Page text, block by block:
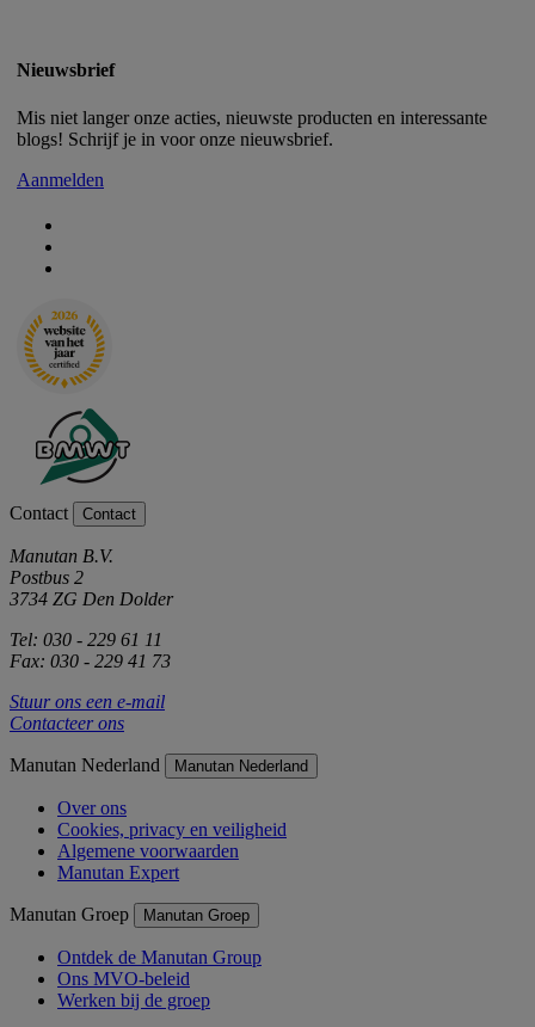
Nieuwsbrief
Mis niet langer onze acties, nieuwste producten en interessante
blogs! Schrijf je in voor onze nieuwsbrief.
Aanmelden
Contact Contact
Manutan B.V.
Postbus 2
3734 ZG Den Dolder
Tel: 030 - 229 61 11
Fax: 030 - 229 41 73
Stuur ons een e-mail
Contacteer ons
Manutan Nederland Manutan Nederland
Over ons
Cookies, privacy en veiligheid
Algemene voorwaarden
Manutan Expert
Manutan Groep Manutan Groep
Ontdek de Manutan Group
Ons MVO-beleid
Werken bij de groep